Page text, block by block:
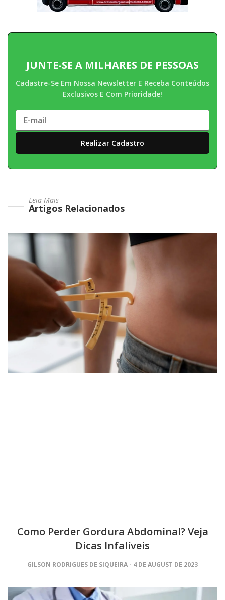
JUNTE-SE A MILHARES DE PESSOAS
Cadastre-Se Em Nossa Newsletter E Receba Conteúdos
Exclusivos E Com Prioridade!
Leia Mais
Artigos Relacionados
Como Perder Gordura Abdominal? Veja
Dicas Infalíveis
GILSON RODRIGUES DE SIQUEIRA 4 DE AUGUST DE 2023